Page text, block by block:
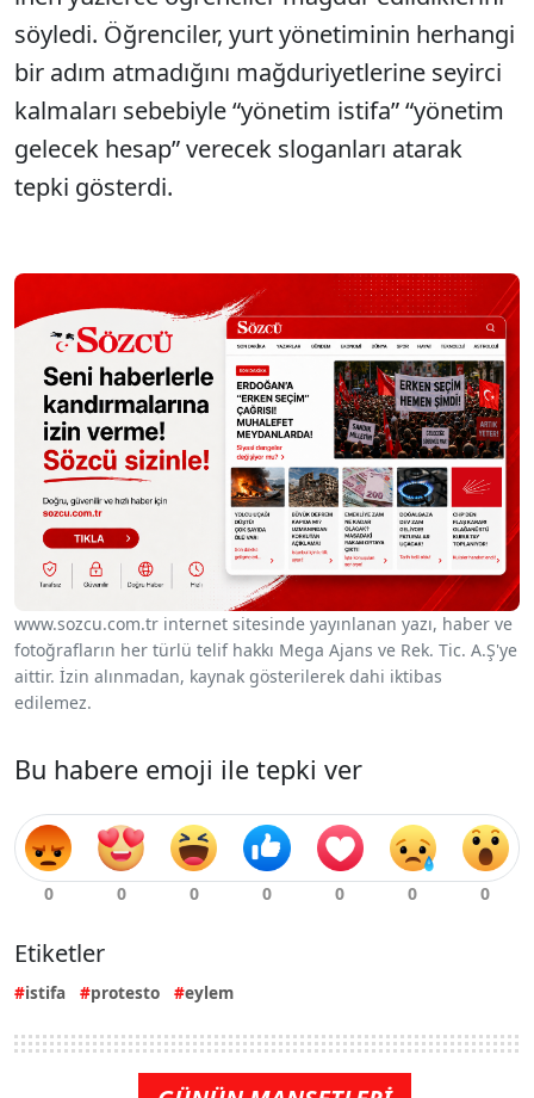
söyledi. Öğrenciler, yurt yönetiminin herhangi
bir adım atmadığını mağduriyetlerine seyirci
kalmaları sebebiyle “yönetim istifa” “yönetim
gelecek hesap” verecek sloganları atarak
tepki gösterdi.
www.sozcu.com.tr internet sitesinde yayınlanan yazı, haber ve
fotoğrafların her türlü telif hakkı Mega Ajans ve Rek. Tic. A.Ş'ye
aittir. İzin alınmadan, kaynak gösterilerek dahi iktibas
edilemez.
Bu habere emoji ile tepki ver
Etiketler
istifa protesto eylem